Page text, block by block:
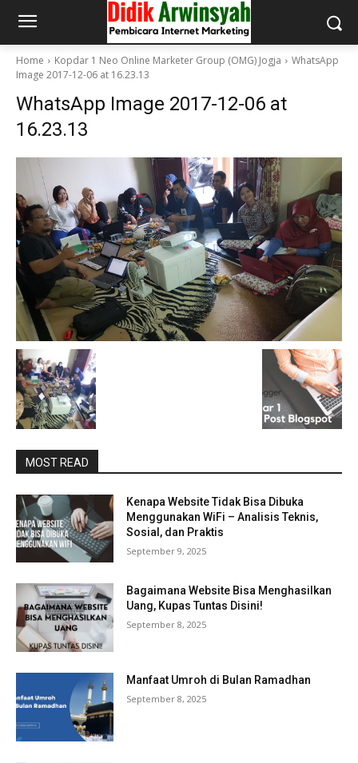
Home Kopdar 1 Neo Online Marketer Group (OMG) Jogja
WhatsApp
Image 2017-12-06 at 16.23.13
WhatsApp Image 2017-12-06 at
16.23.13
MOST READ
Kenapa Website Tidak Bisa Dibuka
Menggunakan WiFi – Analisis Teknis,
Sosial, dan Praktis
September 9, 2025
Bagaimana Website Bisa Menghasilkan
Uang, Kupas Tuntas Disini!
September 8, 2025
Manfaat Umroh di Bulan Ramadhan
September 8, 2025